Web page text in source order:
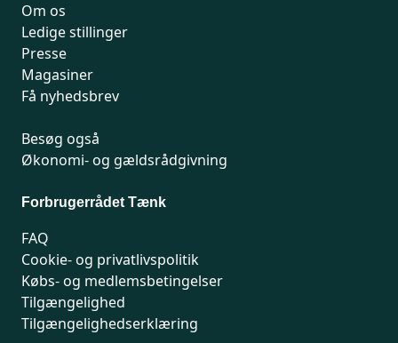
Om os
Ledige stillinger
Presse
Magasiner
Få nyhedsbrev
Besøg også
Økonomi- og gældsrådgivning
Forbrugerrådet Tænk
FAQ
Cookie- og privatlivspolitik
Købs- og medlemsbetingelser
Tilgængelighed
Tilgængelighedserklæring